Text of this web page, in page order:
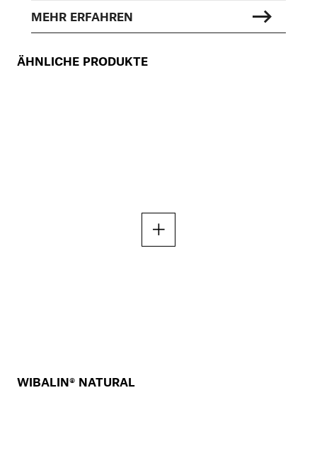
MEHR ERFAHREN
ÄHNLICHE PRODUKTE
WIBALIN® NATURAL